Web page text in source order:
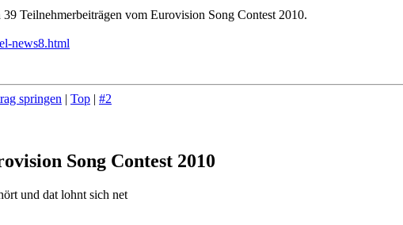
Teilnehmerbeiträgen vom Eurovision Song Contest 2010.
news8.html
| Top | #2
Song Contest 2010
und dat lohnt sich net